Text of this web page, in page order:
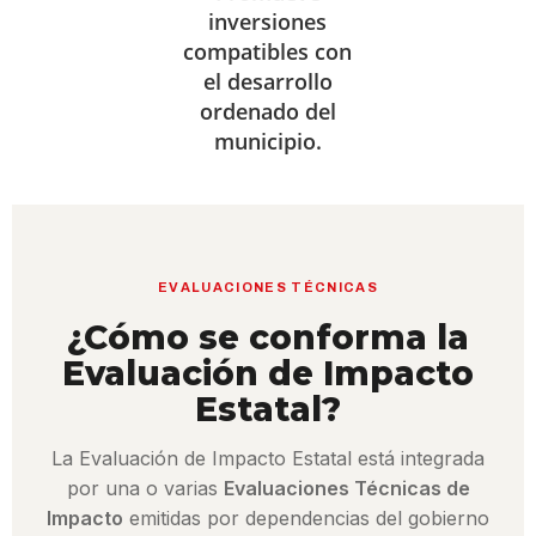
inversiones
compatibles con
el desarrollo
ordenado del
municipio.
EVALUACIONES TÉCNICAS
¿Cómo se conforma la
Evaluación de Impacto
Estatal?
La Evaluación de Impacto Estatal está integrada
por una o varias Evaluaciones Técnicas de
Impacto emitidas por dependencias del gobierno